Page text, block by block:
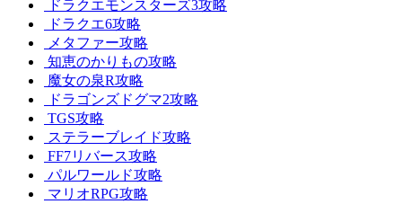
ドラクエモンスターズ3攻略
ドラクエ6攻略
メタファー攻略
知恵のかりもの攻略
魔女の泉R攻略
ドラゴンズドグマ2攻略
TGS攻略
ステラーブレイド攻略
FF7リバース攻略
パルワールド攻略
マリオRPG攻略